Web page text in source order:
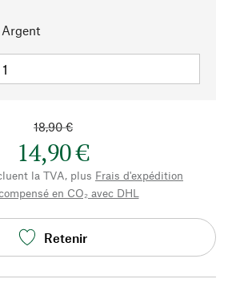
Argent
18,90 €
14,90 €
la TVA, plus Frais d'expédition
en CO₂ avec DHL
Retenir